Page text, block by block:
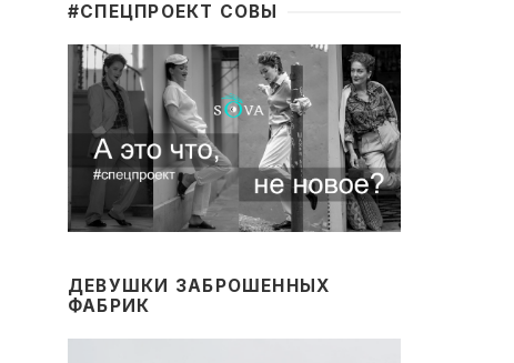
#CПЕЦПРОЕКТ СОВЫ
ДЕВУШКИ ЗАБРОШЕННЫХ
ФАБРИК